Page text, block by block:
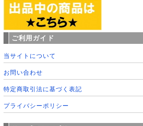
ご利用ガイド
当サイトについて
お問い合わせ
特定商取引法に基づく表記
プライバシーポリシー